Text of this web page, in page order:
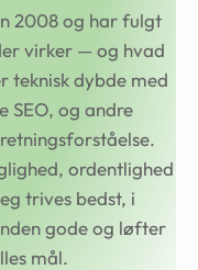
2008 og har fulgt
virker — og hvad
teknisk dybde med
SEO, og andre
ordentlighed
trives bedst, i
gode og løfter
mål.